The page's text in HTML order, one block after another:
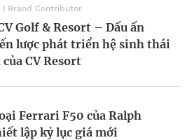
| Brand Contributor
Golf & Resort – Dấu ấn
lược phát triển hệ sinh thái
CV Resort
Ferrari F50 của Ralph
lập kỷ lục giá mới
2025: Siêu xe hiện
vẻ hoài cổ
thương gia SASCO – Trải
tế, kết tinh bản sắc
nghệ thuật cân bằng trong